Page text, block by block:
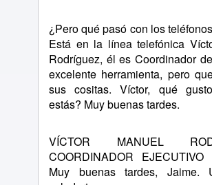
¿Pero qué pasó con los
Está en la línea telefónica
Rodríguez, él es Coordinador
excelente herramienta, pero
sus cositas. Víctor, qué
estás? Muy buenas tardes.
VÍCTOR MANUEL
COORDINADOR
Muy buenas tardes, Jaime.